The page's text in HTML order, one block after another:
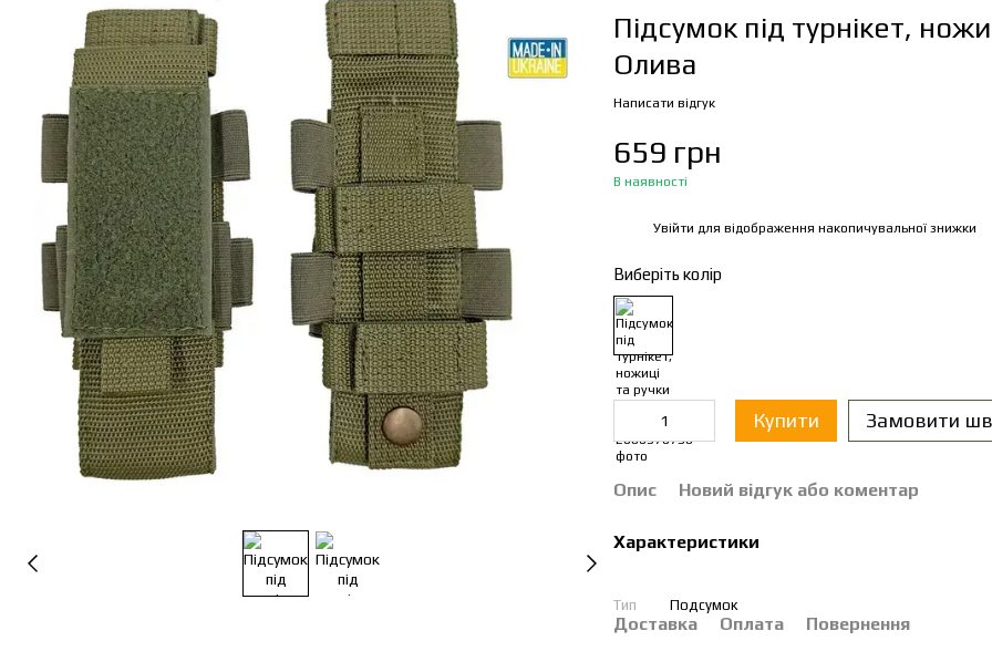
Підсумок під турнікет,
Олива
Написати відгук
659 грн
В наявності
Увійти для відображення накопичувальної знижки
Виберіть колір
Купити Замовити
Опис Новий відгук або коментар
Характеристики
Тип Подсумок
Доставка Оплата Повернення